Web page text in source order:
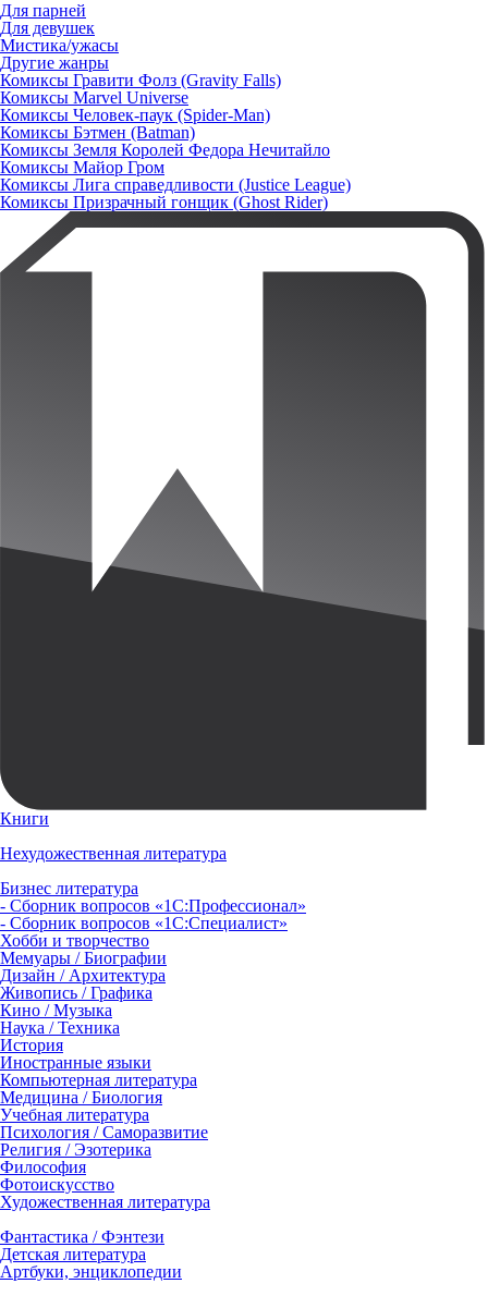
Для парней
Для девушек
Мистика/ужасы
Другие жанры
Комиксы Гравити Фолз (Gravity Falls)
Комиксы Marvel Universe
Комиксы Человек-паук (Spider-Man)
Комиксы Бэтмен (Batman)
Комиксы Земля Королей Федора Нечитайло
Комиксы Майор Гром
Комиксы Лига справедливости (Justice League)
Комиксы Призрачный гонщик (Ghost Rider)
Книги
Нехудожественная литература
Бизнес литература
- Сборник вопросов «1С:Профессионал»
- Сборник вопросов «1С:Специалист»
Хобби и творчество
Мемуары / Биографии
Дизайн / Архитектура
Живопись / Графика
Кино / Музыка
Наука / Техника
История
Иностранные языки
Компьютерная литература
Медицина / Биология
Учебная литература
Психология / Саморазвитие
Религия / Эзотерика
Философия
Фотоискусство
Художественная литература
Фантастика / Фэнтези
Детская литература
Артбуки, энциклопедии